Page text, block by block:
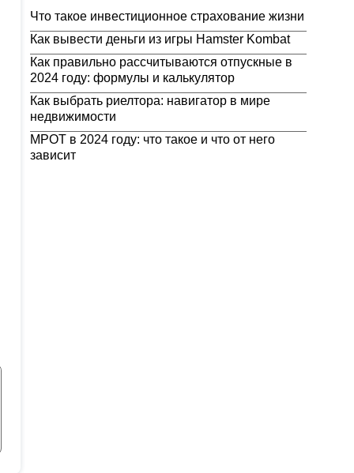
Что такое инвестиционное страхование жизни
Как вывести деньги из игры Hamster Kombat
Как правильно рассчитываются отпускные в
2024 году: формулы и калькулятор
Как выбрать риелтора: навигатор в мире
недвижимости
МРОТ в 2024 году: что такое и что от него
зависит